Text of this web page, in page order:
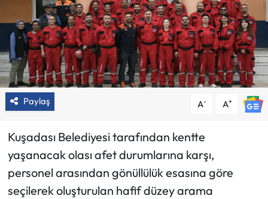
Paylaş A- A+
Kuşadası Belediyesi tarafından kentte
yaşanacak olası afet durumlarına karşı,
personel arasından gönüllülük esasına göre
seçilerek oluşturulan hafif düzey arama